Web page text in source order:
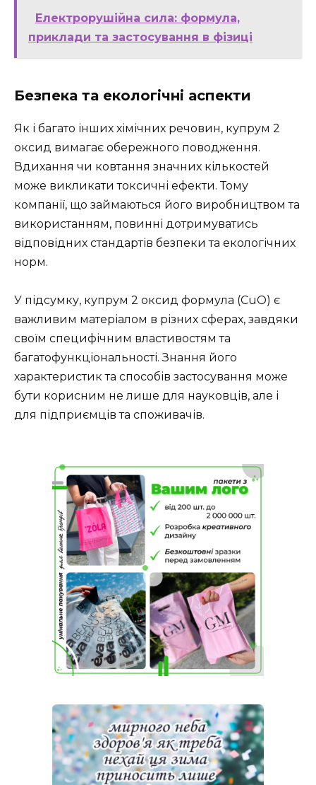
Електрорушійна сила: формула,
приклади та застосування в фізиці
Безпека та екологічні аспекти
Як і багато інших хімічних речовин, купрум 2
оксид вимагає обережного поводження.
Вдихання чи ковтання значних кількостей
може викликати токсичні ефекти. Тому
компанії, що займаються його виробництвом та
використанням, повинні дотримуватись
відповідних стандартів безпеки та екологічних
норм.
У підсумку, купрум 2 оксид формула (CuO) є
важливим матеріалом в різних сферах, завдяки
своїм специфічним властивостям та
багатофункціональності. Знання його
характеристик та способів застосування може
бути корисним не лише для науковців, але і
для підприємців та споживачів.